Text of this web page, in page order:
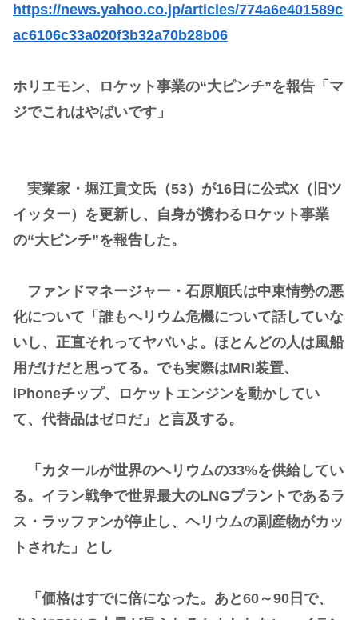
https://news.yahoo.co.jp/articles/774a6e401589c
ac6106c33a020f3b32a70b28b06
ホリエモン、ロケット事業の“大ピンチ”を報告「マ
ジでこれはやばいです」
実業家・堀江貴文氏（53）が16日に公式X（旧ツ
イッター）を更新し、自身が携わるロケット事業
の“大ピンチ”を報告した。
ファンドマネージャー・石原順氏は中東情勢の悪
化について「誰もヘリウム危機について話していな
いし、正直それってヤバいよ。ほとんどの人は風船
用だけだと思ってる。でも実際はMRI装置、
iPhoneチップ、ロケットエンジンを動かしてい
て、代替品はゼロだ」と言及する。
「カタールが世界のヘリウムの33%を供給してい
る。イラン戦争で世界最大のLNGプラントであるラ
ス・ラッファンが停止し、ヘリウムの副産物がカッ
トされた」とし
「価格はすでに倍になった。あと60～90日で、